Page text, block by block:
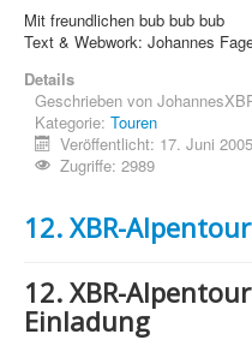
Mit freundlichen bub bub bub
Text & Webwork: Johannes
Details
Geschrieben von
Kategorie: Touren
Veröffentlicht: 17. Juni 2005
Zugriffe: 2989
12. XBR-
12. XBR-
Einladung